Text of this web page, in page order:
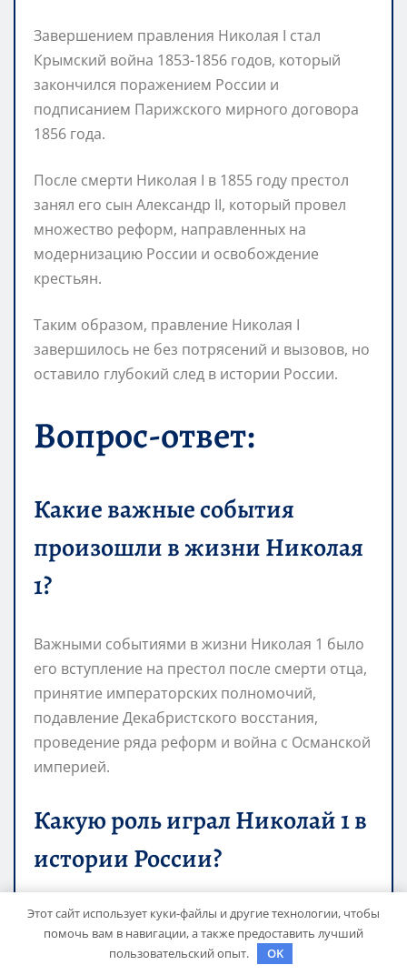
Завершением правления Николая I стал
Крымский война 1853-1856 годов, который
закончился поражением России и
подписанием Парижского мирного договора
1856 года.
После смерти Николая I в 1855 году престол
занял его сын Александр II, который провел
множество реформ, направленных на
модернизацию России и освобождение
крестьян.
Таким образом, правление Николая I
завершилось не без потрясений и вызовов, но
оставило глубокий след в истории России.
Вопрос-ответ:
Какие важные события
произошли в жизни Николая
1?
Важными событиями в жизни Николая 1 было
его вступление на престол после смерти отца,
принятие императорских полномочий,
подавление Декабристского восстания,
проведение ряда реформ и война с Османской
империей.
Какую роль играл Николай 1 в
истории России?
Николай 1 играл важную роль в истории
России — он был одним из самых
долгоживущих российских монархов,
Этот сайт использует куки-файлы и другие технологии, чтобы
помочь вам в навигации, а также предоставить лучший
пользовательский опыт.
OK